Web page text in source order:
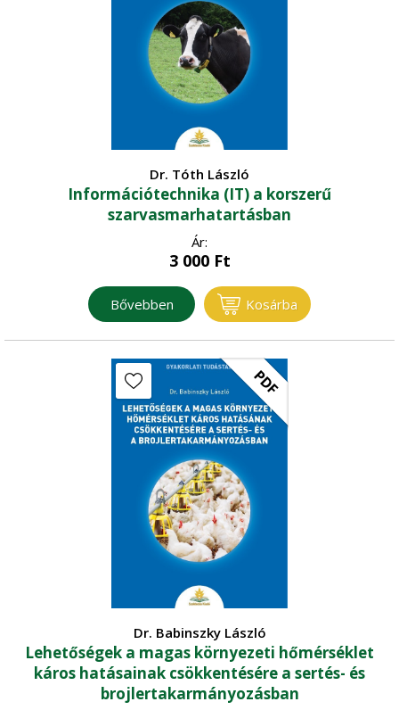
Dr. Tóth László
Információtechnika (IT) a korszerű
szarvasmarhatartásban
Ár:
3 000Ft
Bővebben Kosárba
PDF
Dr. Babinszky László
Lehetőségek a magas környezeti hőmérséklet
káros hatásainak csökkentésére a sertés- és
brojlertakarmányozásban